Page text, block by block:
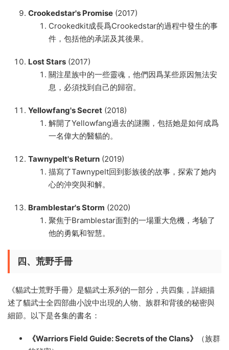
Crookedstar's Promise (2017)
Crookedkit成長爲Crookedstar的過程中發生的事
件，包括他的承諾及其後果。
Lost Stars (2017)
關注星族中的一些靈魂，他們因爲某些原因無法安
息，必須找到自己的歸宿。
Yellowfang's Secret (2018)
解開了Yellowfang過去的謎團，包括她是如何成爲
一名偉大的醫貓的。
Tawnypelt's Return (2019)
描寫了Tawnypelt回到影族後的故事，探索了她内
心的沖突與和解。
Bramblestar's Storm (2020)
聚焦于Bramblestar面對的一場重大危機，考驗了
他的勇氣和智慧。
四、荒野手冊
《貓武士荒野手冊》是貓武士系列的一部分，共四集，詳細描
述了貓武士全四部曲小說中出現的人物、族群和背後的秘密與
細節。以下是各集的書名：
《Warriors Field Guide: Secrets of the Clans》
（族群